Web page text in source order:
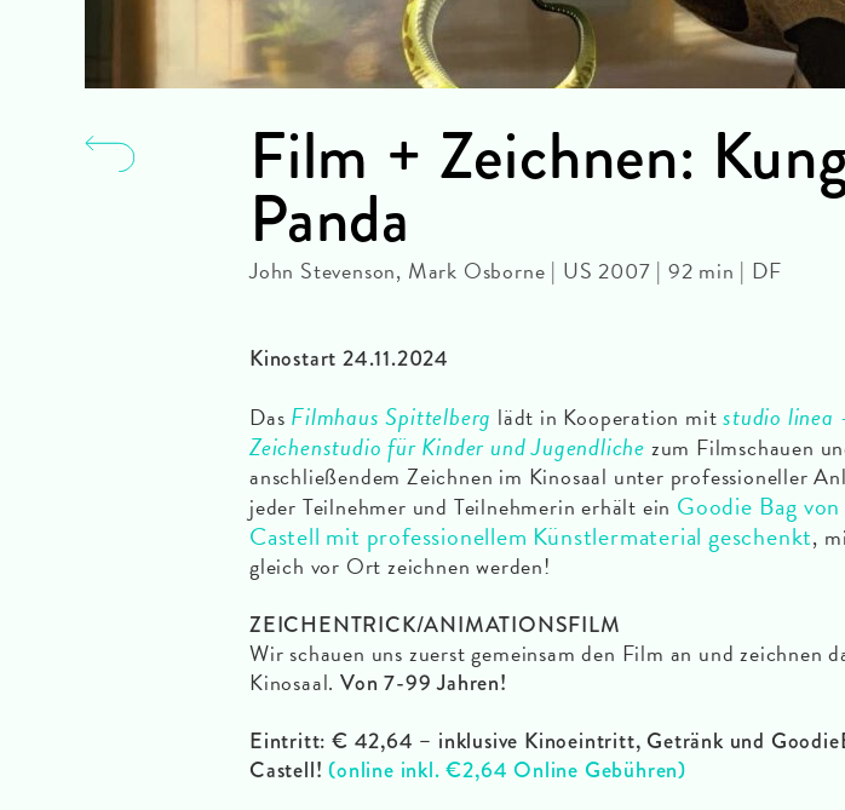
Film + Zeichnen:
Panda
John Stevenson, Mark Osborne | US 2007 | 92 min | DF
Kinostart 24.11.2024
Das Filmhaus Spittelberg lädt in Kooperation mitstudio linea
Zeichenstudio für Kinder und Jugendliche zum Filmschauen
anschließendem Zeichnen im Kinosaal unter professioneller
jeder Teilnehmer und Teilnehmerin erhält ein Goodie Bag
Castell mit professionellem Künstlermaterial geschenkt,
gleich vor Ort zeichnen werden!
ZEICHENTRICK/ANIMATIONSFILM
Wir schauen uns zuerst gemeinsam den Film an und zeichnen
Kinosaal.Von 7-99 Jahren!
Eintritt: € 42,64 – inklusive Kinoeintritt, Getränk und
Castell! (online inkl. €2,64 Online Gebühren)